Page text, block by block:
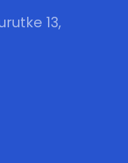
13,